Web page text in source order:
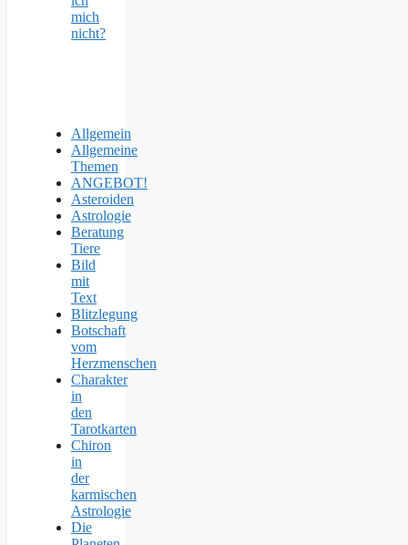
mich
nicht?
Allgemein
Allgemeine
Themen
ANGEBOT!
Asteroiden
Astrologie
Beratung
Tiere
Bild
mit
Text
Blitzlegung
Botschaft
vom
Herzmenschen
Charakter
in
den
Tarotkarten
Chiron
in
der
karmischen
Astrologie
Die